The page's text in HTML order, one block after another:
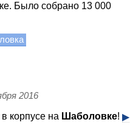
Было собрано 13 000
2016
корпусе на Шаболовке! ▶